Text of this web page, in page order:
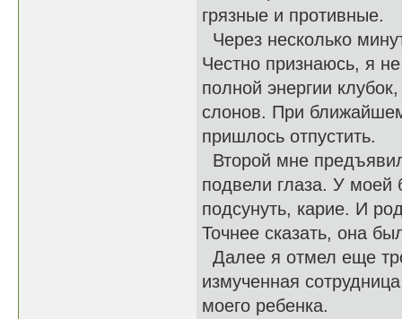
грязные и противные.
Через несколько
Честно признаюсь, я
полной энергии
слонов. При
пришлось отпустить.
Второй мне
подвели глаза. У моей
подсунуть, карие. И
Точнее сказать, она
Далее я отмел еще
измученная
моего ребенка.